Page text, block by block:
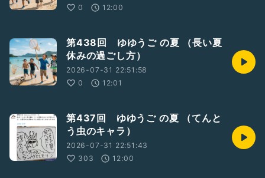
0
12:00
第438回 ゆゆうご の夏 （長い夏
休みの過ごし方）
2026-07-31 22:51:58
0
12:01
第437回 ゆゆうご の夏 （てんと
う虫のキャラ）
2026-07-31 22:51:43
303
12:00